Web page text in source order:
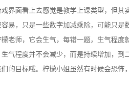
界面看上去感觉是教学上课类型，但
易，只是一些数字加减乘除，可能只
老师，它会生气，每错一题，生气程
气程度并不会减少，而是持续增加，
的目标哦。柠檬小姐虽然有时候会恐